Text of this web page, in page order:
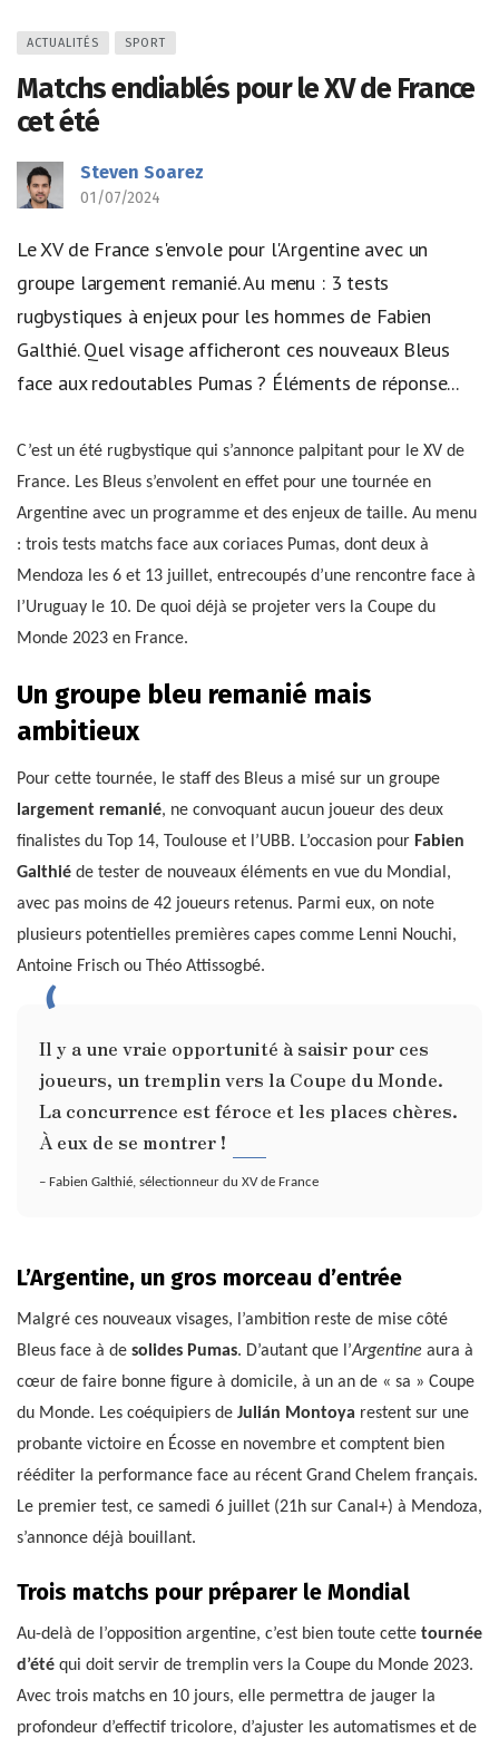
ACTUALITÉS SPORT
Matchs endiablés pour le XV de France
cet été
Steven Soarez
01/07/2024
Le XV de France s'envole pour l'Argentine avec un
groupe largement remanié. Au menu : 3 tests
rugbystiques à enjeux pour les hommes de Fabien
Galthié. Quel visage afficheront ces nouveaux Bleus
face aux redoutables Pumas ? Éléments de réponse...
C’est un été rugbystique qui s’annonce palpitant pour le XV de
France. Les Bleus s’envolent en effet pour une tournée en
Argentine avec un programme et des enjeux de taille. Au menu
: trois tests matchs face aux coriaces Pumas, dont deux à
Mendoza les 6 et 13 juillet, entrecoupés d’une rencontre face à
l’Uruguay le 10. De quoi déjà se projeter vers la Coupe du
Monde 2023 en France.
Un groupe bleu remanié mais
ambitieux
Pour cette tournée, le staff des Bleus a misé sur un groupe
largement remanié, ne convoquant aucun joueur des deux
finalistes du Top 14, Toulouse et l’UBB. L’occasion pour Fabien
Galthié de tester de nouveaux éléments en vue du Mondial,
avec pas moins de 42 joueurs retenus. Parmi eux, on note
plusieurs potentielles premières capes comme Lenni Nouchi,
Antoine Frisch ou Théo Attissogbé.
Il y a une vraie opportunité à saisir pour ces
joueurs, un tremplin vers la Coupe du Monde.
La concurrence est féroce et les places chères.
À eux de se montrer !
– Fabien Galthié, sélectionneur du XV de France
L’Argentine, un gros morceau d’entrée
Malgré ces nouveaux visages, l’ambition reste de mise côté
Bleus face à de solides Pumas. D’autant que l’Argentine aura à
cœur de faire bonne figure à domicile, à un an de « sa » Coupe
du Monde. Les coéquipiers de Julián Montoya restent sur une
probante victoire en Écosse en novembre et comptent bien
rééditer la performance face au récent Grand Chelem français.
Le premier test, ce samedi 6 juillet (21h sur Canal+) à Mendoza,
s’annonce déjà bouillant.
Trois matchs pour préparer le Mondial
Au-delà de l’opposition argentine, c’est bien toute cette tournée
d’été qui doit servir de tremplin vers la Coupe du Monde 2023.
Avec trois matchs en 10 jours, elle permettra de jauger la
profondeur d’effectif tricolore, d’ajuster les automatismes et de